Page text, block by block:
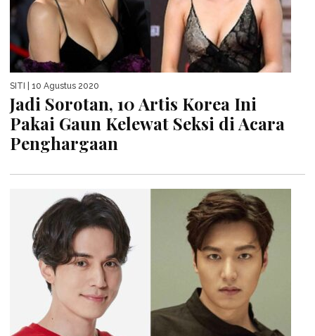
SITI | 10 Agustus 2020
Jadi Sorotan, 10 Artis Korea Ini
Pakai Gaun Kelewat Seksi di Acara
Penghargaan